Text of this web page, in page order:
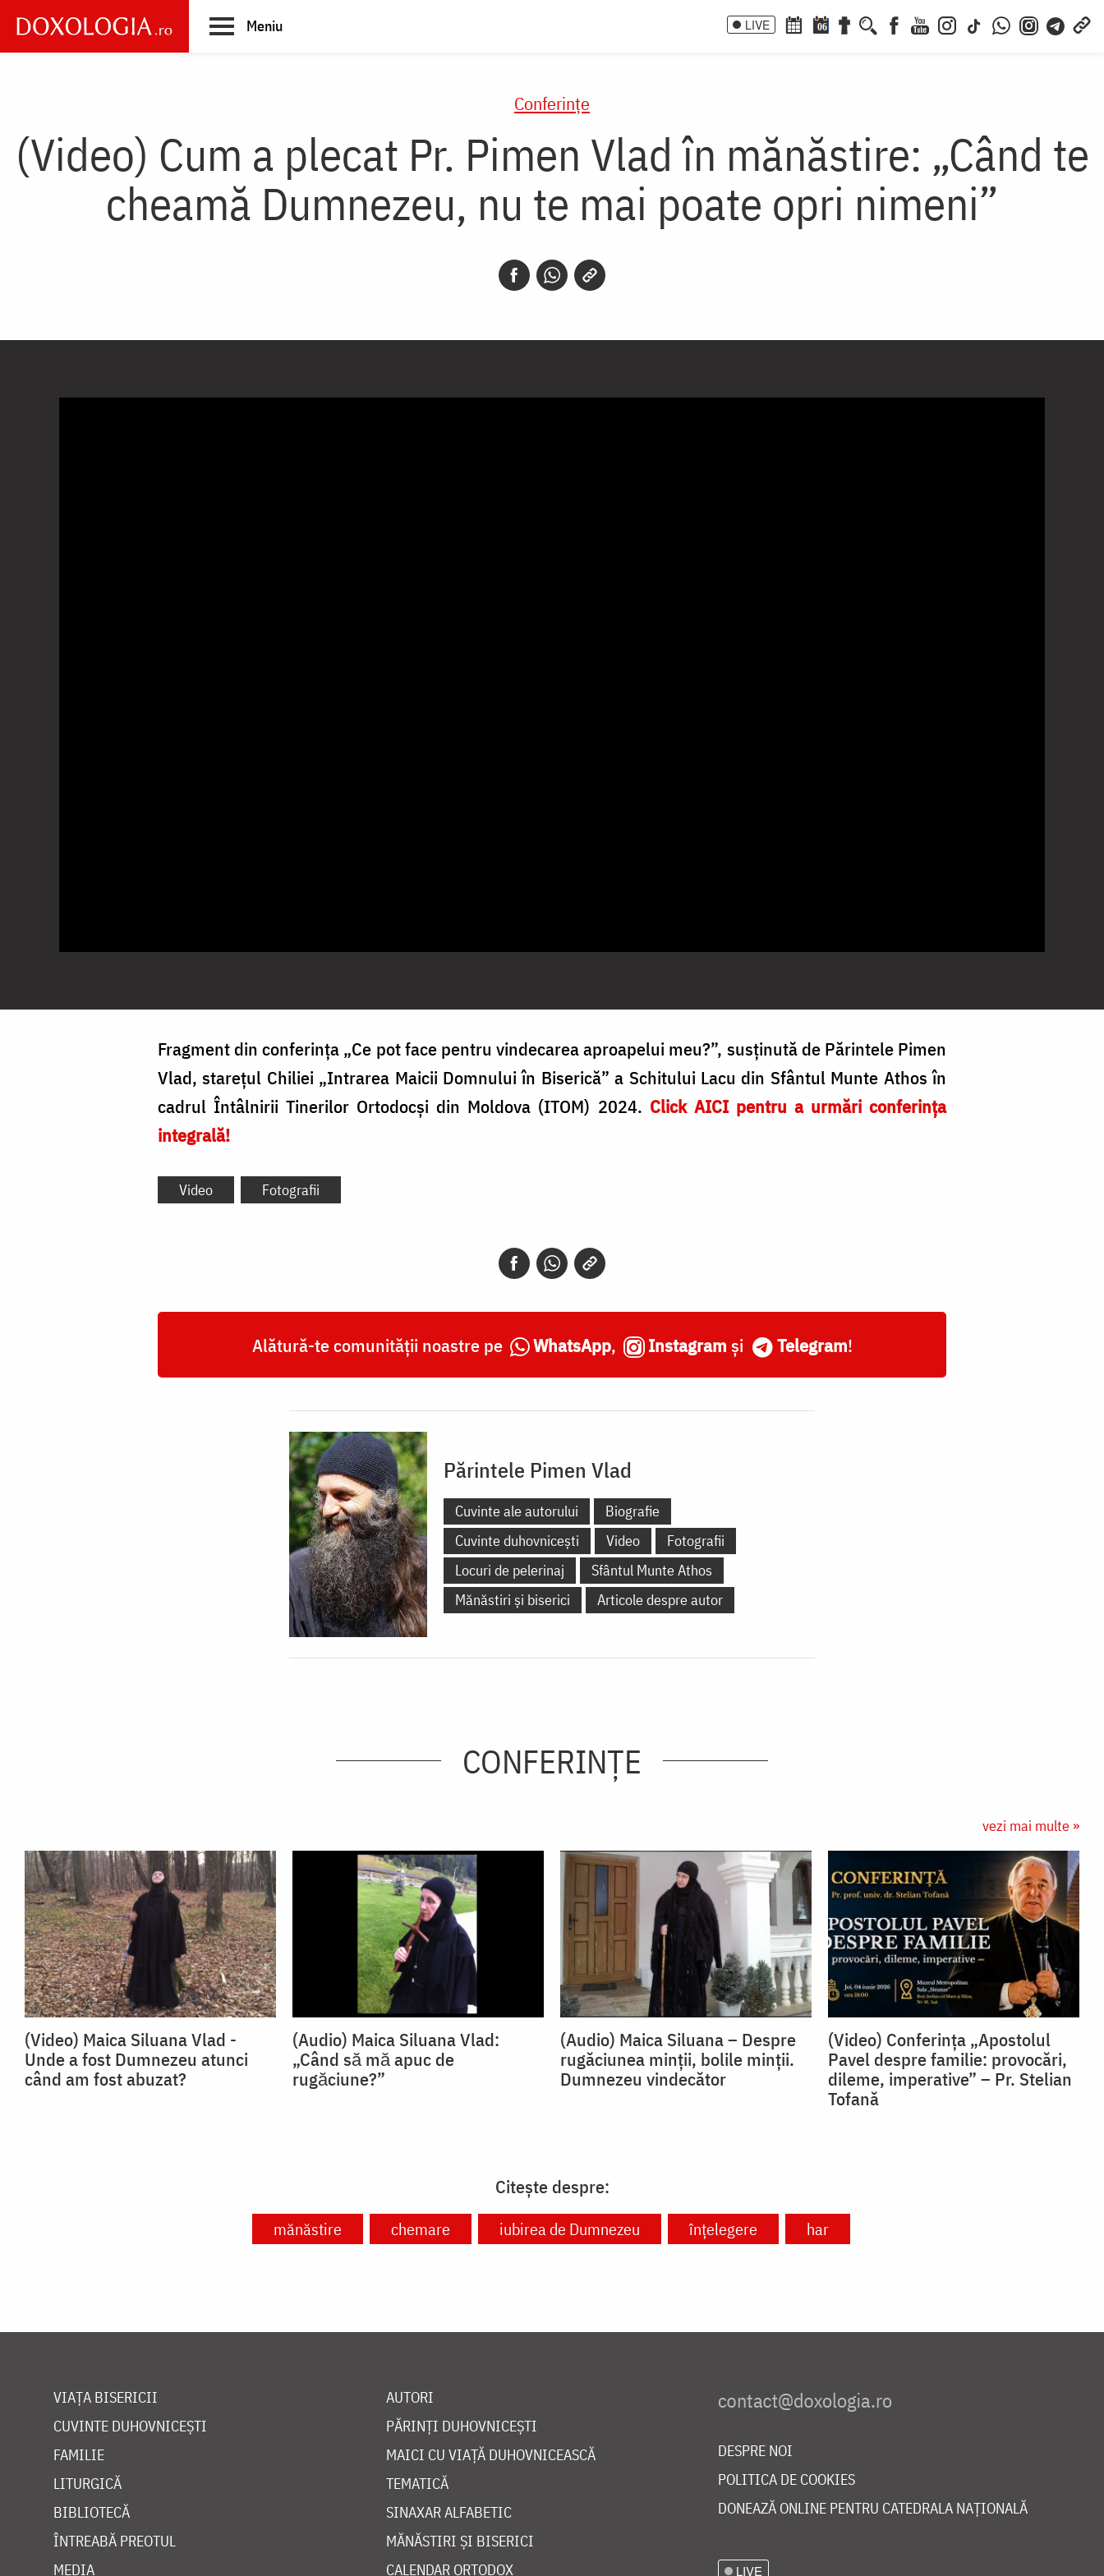
main
Meniu LIVE 06
Conferințe
(Video) Cum a plecat Pr. Pimen Vlad în mănăstire: „Când te
cheamă Dumnezeu, nu te mai poate opri nimeni”
Fragment din conferința „Ce pot face pentru vindecarea aproapelui meu?”, susținută de Părintele Pimen
Vlad, stareţul Chiliei „Intrarea Maicii Domnului în Biserică” a Schitului Lacu din Sfântul Munte Athos în
cadrul Întâlnirii Tinerilor Ortodocși din Moldova (ITOM) 2024. Click AICI pentru a urmări conferința
integrală!
Video Fotografii
Alătură-te comunității noastre pe WhatsApp, Instagram și Telegram!
Părintele Pimen Vlad
Cuvinte ale autorului
Biografie
Cuvinte duhovnicești
Video
Fotografii
Locuri de pelerinaj
Sfântul Munte Athos
Mănăstiri și biserici
Articole despre autor
CONFERINȚE
vezi mai multe »
(Video) Maica Siluana Vlad -
Unde a fost Dumnezeu atunci
când am fost abuzat?
(Audio) Maica Siluana Vlad:
„Când să mă apuc de
rugăciune?”
(Audio) Maica Siluana – Despre
rugăciunea minții, bolile minții.
Dumnezeu vindecător
(Video) Conferința „Apostolul
Pavel despre familie: provocări,
dileme, imperative” – Pr. Stelian
Tofană
Citește despre:
mănăstire chemare iubirea de Dumnezeu înțelegere har
VIAȚA BISERICII
CUVINTE DUHOVNICEȘTI
FAMILIE
LITURGICĂ
BIBLIOTECĂ
ÎNTREABĂ PREOTUL
MEDIA
AUTORI
PĂRINȚI DUHOVNICEȘTI
MAICI CU VIAȚĂ DUHOVNICEASCĂ
TEMATICĂ
SINAXAR ALFABETIC
MĂNĂSTIRI ȘI BISERICI
CALENDAR ORTODOX
DESPRE NOI
POLITICA DE COOKIES
DONEAZĂ ONLINE PENTRU CATEDRALA NAȚIONALĂ
LIVE